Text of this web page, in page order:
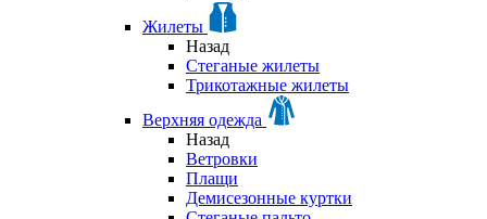
Жилеты
Назад
Стеганые жилеты
Трикотажные жилеты
Верхняя одежда
Назад
Ветровки
Плащи
Демисезонные куртки